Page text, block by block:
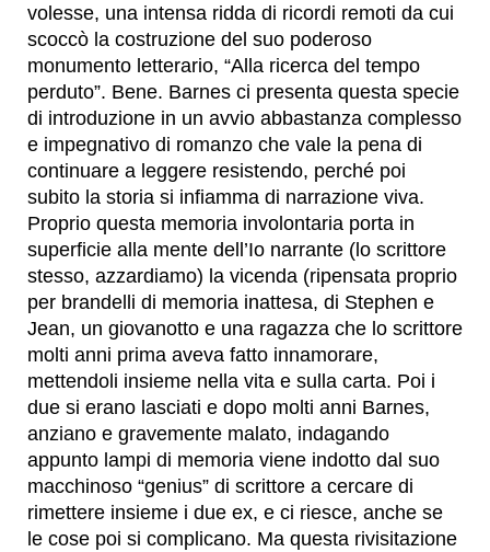
volesse, una intensa ridda di ricordi remoti da cui
scoccò la costruzione del suo poderoso
monumento letterario, “Alla ricerca del tempo
perduto”. Bene. Barnes ci presenta questa specie
di introduzione in un avvio abbastanza complesso
e impegnativo di romanzo che vale la pena di
continuare a leggere resistendo, perché poi
subito la storia si infiamma di narrazione viva.
Proprio questa memoria involontaria porta in
superficie alla mente dell’Io narrante (lo scrittore
stesso, azzardiamo) la vicenda (ripensata proprio
per brandelli di memoria inattesa, di Stephen e
Jean, un giovanotto e una ragazza che lo scrittore
molti anni prima aveva fatto innamorare,
mettendoli insieme nella vita e sulla carta. Poi i
due si erano lasciati e dopo molti anni Barnes,
anziano e gravemente malato, indagando
appunto lampi di memoria viene indotto dal suo
macchinoso “genius” di scrittore a cercare di
rimettere insieme i due ex, e ci riesce, anche se
le cose poi si complicano. Ma questa rivisitazione